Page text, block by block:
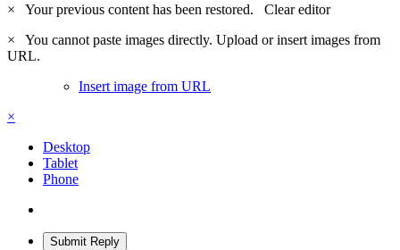
×
Your previous content has been restored. Clear editor
×
You cannot paste images directly. Upload or insert images from
URL.
Insert image from URL
×
Desktop
Tablet
Phone
Submit Reply